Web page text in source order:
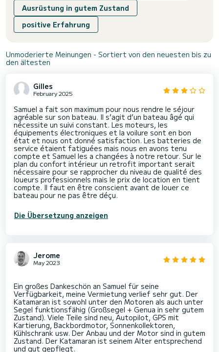
Ausrüstung in gutem Zustand
positive Erfahrung
Unmoderierte Meinungen - Sortiert von den neuesten bis zu
den ältesten
Gilles
February 2025
Samuel a fait son maximum pour nous rendre le séjour
agréable sur son bateau. Il s’agit d’un bateau âgé qui
nécessite un suivi constant. Les moteurs, les
équipements électroniques et la voilure sont en bon
état et nous ont donné satisfaction. Les batteries de
service étaient fatiguées mais nous en avons tenu
compte et Samuel les a changées à notre retour. Sur le
plan du confort intérieur un retrofit important serait
nécessaire pour se rapprocher du niveau de qualité des
loueurs professionnels mais le prix de location en tient
compte. Il faut en être conscient avant de louer ce
bateau pour ne pas être déçu.
Die Übersetzung anzeigen
Jerome
May 2023
Ein großes Dankeschön an Samuel für seine
Verfügbarkeit, meine Vermietung verlief sehr gut. Der
Katamaran ist sowohl unter den Motoren als auch unter
Segel funktionsfähig (Großsegel + Genua in sehr gutem
Zustand). Viele Teile sind neu, Autopilot, GPS mit
Kartierung, Backbordmotor, Sonnenkollektoren,
Kühlschrank usw. Der Anbau und der Motor sind in gutem
Zustand. Der Katamaran ist seinem Alter entsprechend